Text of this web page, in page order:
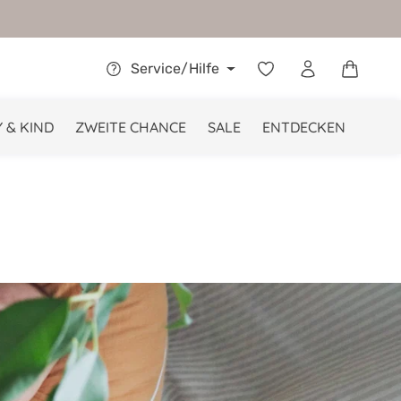
Service/Hilfe
& KIND ZWEITE CHANCE SALE ENTDECKEN